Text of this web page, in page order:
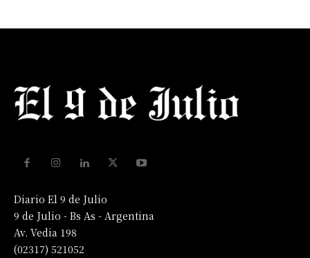
Diario El 9 de Julio
9 de Julio - Bs As - Argentina
Av. Vedia 198
(02317) 521052